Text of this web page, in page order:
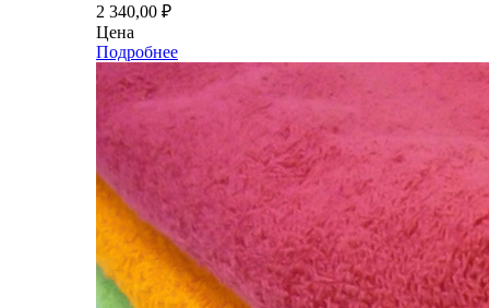
2 340,00 ₽
Цена
Подробнее